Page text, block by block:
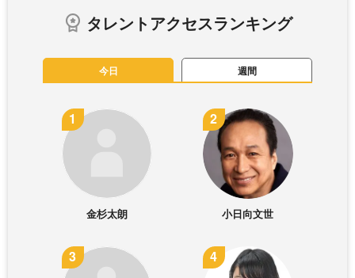
タレントアクセスランキング
今日 週間
金杉太朗 小日向文世